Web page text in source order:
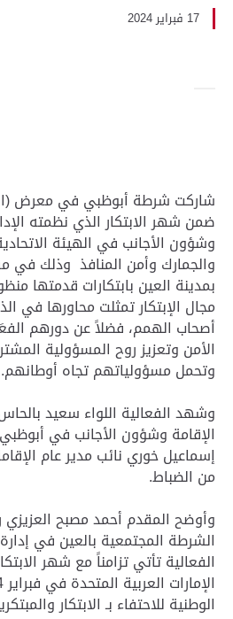
17 فبراير 2024
ضمن شهر الابتكار الذي نظمته
وشؤون الأجانب في الهيئة
والجمارك وأمن المنافذ وذلك في
بمدينة العين بابتكارات قدمتها
مجال الإبتكار تمثلت محاورها في
أصحاب الهمم، فضلاً عن دورهم
الأمن وتعزيز روح المسؤولية
وتحمل مسؤولياتهم تجاه أوطانهم.
وشهد الفعالية اللواء سعيد
الإقامة وشؤون الأجانب في
إسماعيل خوري نائب مدير عام
من الضباط.
وأوضح المقدم أحمد مصبح
الشرطة المجتمعية بالعين في
الفعالية تأتي تزامناً مع شهر
الوطنية للاحتفاء بـ الابتكار